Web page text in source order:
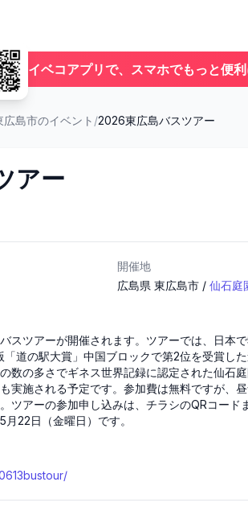
イベコアプリで、スマホでもっと便
広島市のイベント /2026東広島バスツアー
アー
開催地
広島県 東広島市 / 仙石庭
スツアーが開催されます。ツアーでは、日本
道の駅大賞」中国ブロックで第2位を受賞し
数の多さでギネス世界記録に認定された仙石
実施される予定です。参加費は無料ですが、
ツアーの参加申し込みは、チラシのQRコード
22日（金曜日）です。